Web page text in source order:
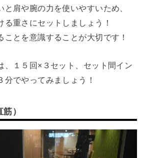
と肩や腕の力を使いやすいため、
る重さにセットしましょう！
ことを意識することが大切です！
、１５回×３セット、セット間イン
分でやってみましょう！
）